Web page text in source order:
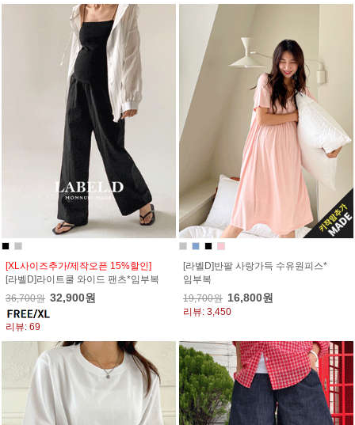
[XL사이즈추가/제작오픈 15%할인]
[라벨D]라이트쿨 와이드 팬츠*임부복
36,700원 32,900원
리뷰: 69
[라벨D]반팔 사랑가득 수유원피스*
임부복
19,700원 16,800원
리뷰: 3,450